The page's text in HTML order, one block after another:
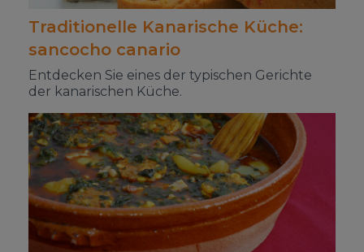
Traditionelle Kanarische Küche:
sancocho canario
Entdecken Sie eines der typischen Gerichte
der kanarischen Küche.